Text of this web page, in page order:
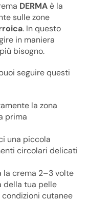
DERMAè la
sulle zone
. In questo
in maniera
bisogno.
seguire questi
la zona
prima
una piccola
circolari delicati
la crema 2–3 volte
della tua pelle
condizioni cutanee